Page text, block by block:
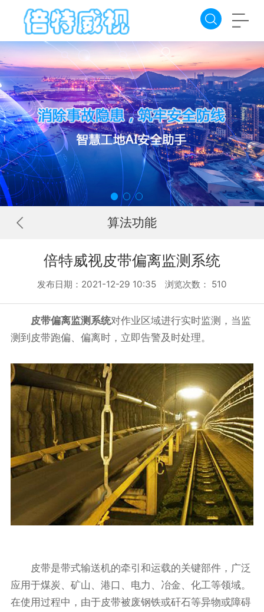
算法功能
倍特威视皮带偏离监测系统
发布日期：2021-12-29 10:35 浏览次数： 510
皮带偏离监测系统对作业区域进行实时监测，当监
测到皮带跑偏、偏离时，立即告警及时处理。
皮带是带式输送机的牵引和运载的关键部件，广泛
应用于煤炭、矿山、港口、电力、冶金、化工等领域。
在使用过程中，由于皮带被废钢铁或矸石等异物或障碍